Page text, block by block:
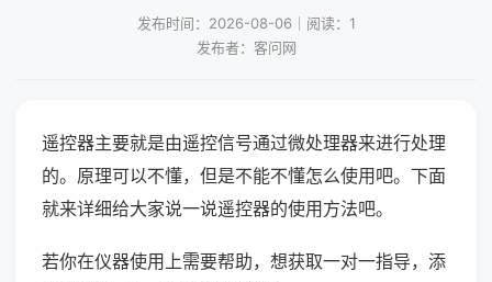
发布时间：2026-08-06｜阅读：1
发布者：客问网
遥控器主要就是由遥控信号通过微处理器来进行处理
的。原理可以不懂，但是不能不懂怎么使用吧。下面
就来详细给大家说一说遥控器的使用方法吧。
若你在仪器使用上需要帮助，想获取一对一指导，添